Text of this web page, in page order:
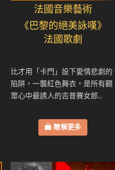
法國音樂藝術
《巴黎的絕美詠嘆》
法國歌劇
比才用「卡門」設下愛情悲劇的
陷阱，一襲紅色舞衣，是所有觀
眾心中最誘人的吉普賽女郎..
瞭解更多